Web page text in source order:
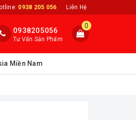
0938 205 056 Liên Hệ
0
0938205056
Tư Vấn Sản Phẩm
Miền Nam